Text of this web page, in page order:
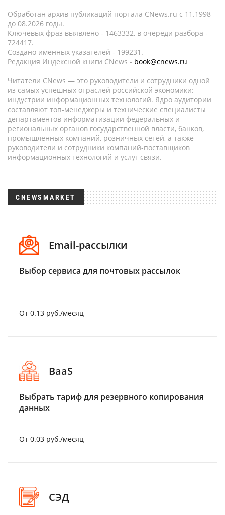
Обработан архив публикаций портала CNews.ru c 11.1998
до 08.2026 годы.
Ключевых фраз выявлено - 1463332, в очереди разбора -
724417.
Создано именных указателей - 199231.
Редакция Индексной книги CNews - book@cnews.ru
Читатели CNews — это руководители и сотрудники одной
из самых успешных отраслей российской экономики:
индустрии информационных технологий. Ядро аудитории
составляют топ-менеджеры и технические специалисты
департаментов информатизации федеральных и
региональных органов государственной власти, банков,
промышленных компаний, розничных сетей, а также
руководители и сотрудники компаний-поставщиков
информационных технологий и услуг связи.
CNEWSMARKET
Email-рассылки
Выбор сервиса для почтовых рассылок
От 0.13 руб./месяц
BaaS
Выбрать тариф для резервного копирования
данных
От 0.03 руб./месяц
СЭД